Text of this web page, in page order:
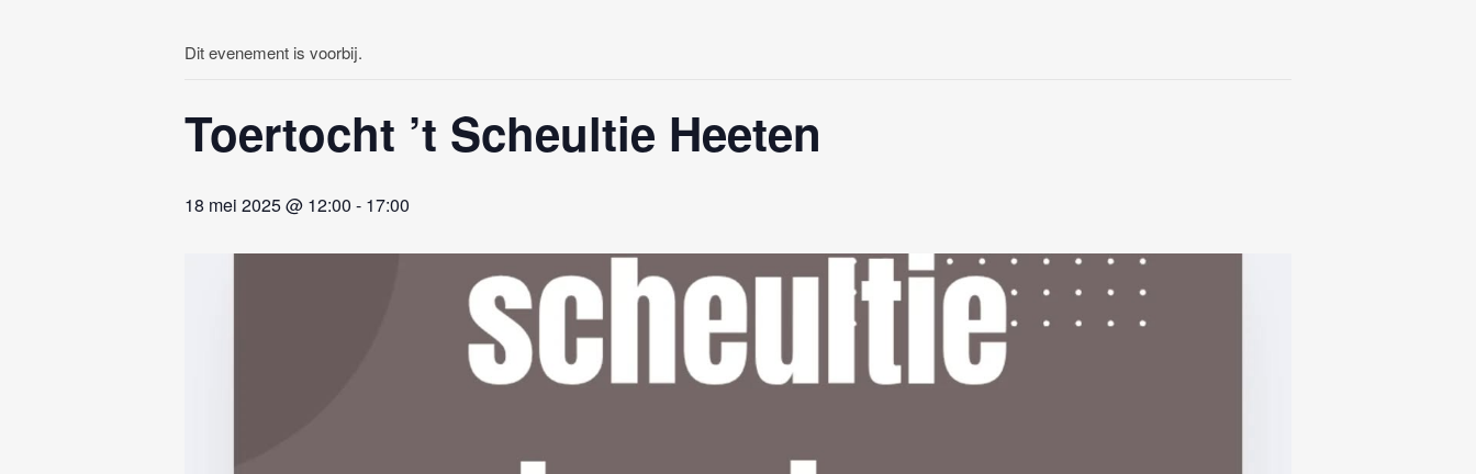
Dit evenement is voorbij.
Toertocht ’t Scheultie Heeten
18 mei 2025 @ 12:00 - 17:00